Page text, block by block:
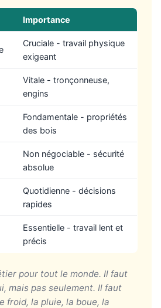
Importance
Cruciale - travail physique
exigeant
Vitale - tronçonneuse,
engins
Fondamentale - propriétés
des bois
Non négociable - sécurité
absolue
Quotidienne - décisions
rapides
Essentielle - travail lent et
précis
pour tout le monde. Il faut
mais pas seulement. Il faut
froid, la pluie, la boue, la